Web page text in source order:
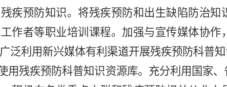
疾预防知识。将残疾预防和出生缺陷防治知
作者等职业培训课程。加强与宣传媒体协作
泛利用新兴媒体有利渠道开展残疾预防科普
用残疾预防科普知识资源库。充分利用 国家